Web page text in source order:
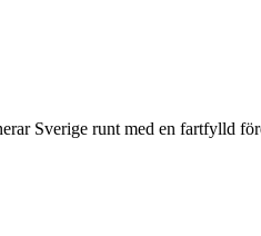
Sverige runt med en fartfylld